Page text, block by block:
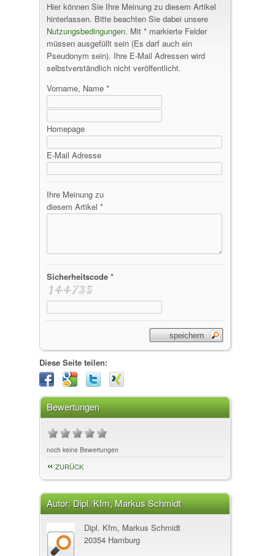
Hier können Sie Ihre Meinung zu diesem Artikel
hinterlassen. Bitte beachten Sie dabei unsere
Nutzungsbedingungen. Mit * markierte Felder
müssen ausgefüllt sein (Es darf auch ein
Pseudonym sein). Ihre E-Mail Adressen wird
selbstverständlich nicht veröffentlicht.
Vorname, Name *
Homepage
E-Mail Adresse
Ihre Meinung zu
diesem Artikel *
Sicherheitscode *
Diese Seite teilen:
Bewertungen
noch keine Bewertungen
ZURÜCK
Autor:Dipl. Kfm, Markus Schmidt
Dipl. Kfm, Markus Schmidt
20354 Hamburg